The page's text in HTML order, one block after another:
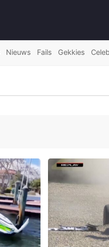
Nieuws Fails Gekkies